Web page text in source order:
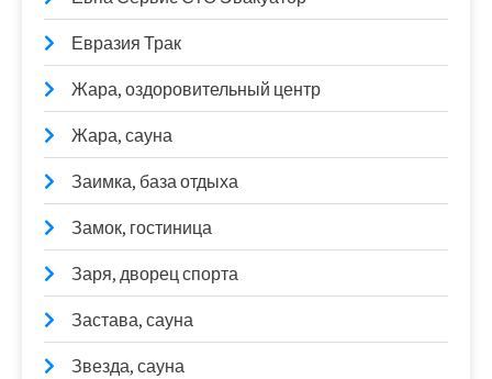
Евразия Трак
Жара, оздоровительный центр
Жара, сауна
Заимка, база отдыха
Замок, гостиница
Заря, дворец спорта
Застава, сауна
Звезда, сауна